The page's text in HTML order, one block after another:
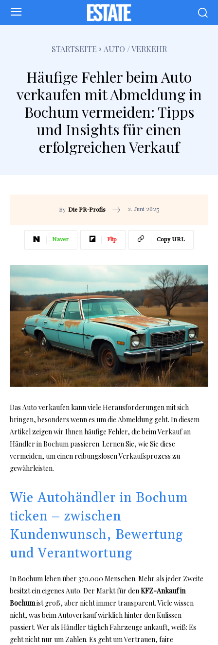
STARTSEITE AUTO / VERKEHR
Häufige Fehler beim Auto
verkaufen mit Abmeldung in
Bochum vermeiden: Tipps
und Insights für einen
erfolgreichen Verkauf
By Die PR-Profis 2. Juni 2025
Naver Flip Copy URL
Das Auto verkaufen kann viele Herausforderungen mit sich
bringen, besonders wenn es um die Abmeldung geht. In diesem
Artikel zeigen wir Ihnen häufige Fehler, die beim Verkauf an
Händler in Bochum passieren. Lernen Sie, wie Sie diese
vermeiden, um einen reibungslosen Verkaufsprozess zu
gewährleisten.
Wie Autohändler in Bochum
ticken – zwischen
Kundenwunsch, Bewertung
und Verantwortung
In Bochum leben über 370.000 Menschen. Mehr als jeder Zweite
besitzt ein eigenes Auto. Der Markt für denKFZ-Ankauf in
Bochumist groß, aber nicht immer transparent. Viele wissen
nicht, was beim Autoverkauf wirklich hinter den Kulissen
passiert. Wer als Händler täglich Fahrzeuge ankauft, weiß: Es
geht nicht nur um Zahlen. Es geht um Vertrauen, faire